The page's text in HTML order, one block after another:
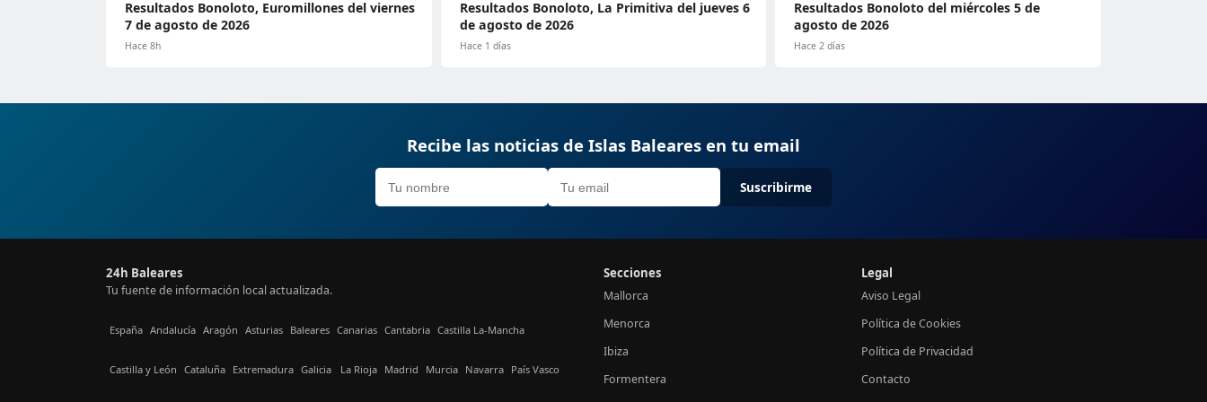
Resultados Bonoloto, Euromillones del viernes
7 de agosto de 2026
Hace 8h
Resultados Bonoloto, La Primitiva del jueves 6
de agosto de 2026
Hace 1 días
Resultados Bonoloto del miércoles 5 de
agosto de 2026
Hace 2 días
Recibe las noticias de Islas Baleares en tu email
Suscribirme
24h Baleares
Tu fuente de información local actualizada.
España Andalucía Aragón Asturias Baleares Canarias Cantabria Castilla La-Mancha
Castilla y León Cataluña Extremadura Galicia La Rioja Madrid Murcia Navarra País Vasco
Secciones
Mallorca
Menorca
Ibiza
Formentera
Legal
Aviso Legal
Política de Cookies
Política de Privacidad
Contacto